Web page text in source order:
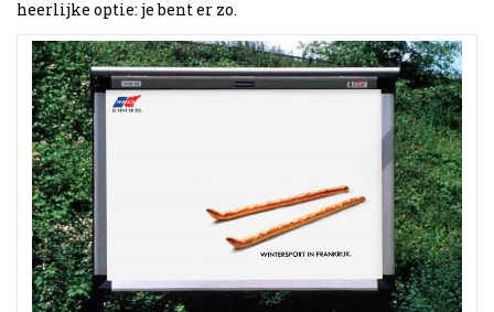
heerlijke optie: je bent er zo.